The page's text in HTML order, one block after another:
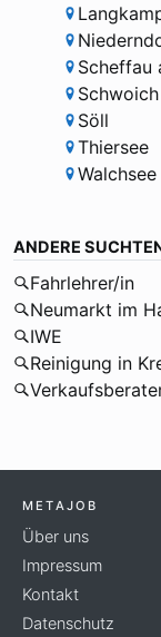
Scheffau
Schwoich
Söll
Thiersee
Walchsee
ANDERE
Fahrlehrer/in
Neumarkt im
IWE
Reinigung in
METAJOB
Über uns
Impressum
Kontakt
Datenschutz